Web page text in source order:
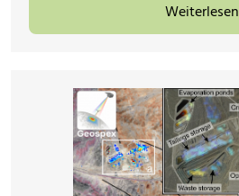
Weiterlesen